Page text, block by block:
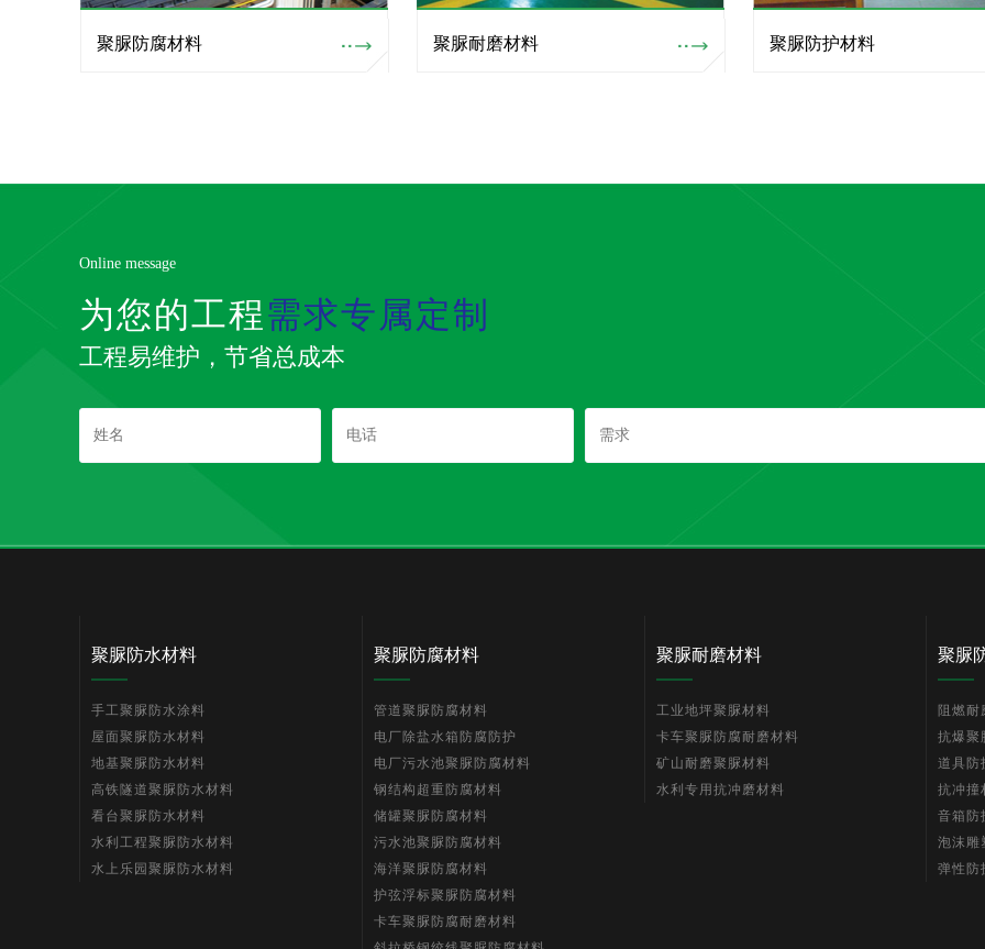
聚脲防腐材料 聚脲耐磨材料 聚脲防护材料
Online message
为您的工程需求专属定制
工程易维护，节省总成本
聚脲防水材料
手工聚脲防水涂料
屋面聚脲防水材料
地基聚脲防水材料
高铁隧道聚脲防水材料
看台聚脲防水材料
水利工程聚脲防水材料
水上乐园聚脲防水材料
聚脲防腐材料
管道聚脲防腐材料
电厂除盐水箱防腐防护
电厂污水池聚脲防腐材料
钢结构超重防腐材料
储罐聚脲防腐材料
污水池聚脲防腐材料
海洋聚脲防腐材料
护弦浮标聚脲防腐材料
卡车聚脲防腐耐磨材料
聚脲耐磨材料
工业地坪聚脲材料
卡车聚脲防腐耐磨材料
矿山耐磨聚脲材料
水利专用抗冲磨材料
聚脲
阻燃耐
抗爆聚
道具防
抗冲撞
音箱防
泡沫雕
弹性防